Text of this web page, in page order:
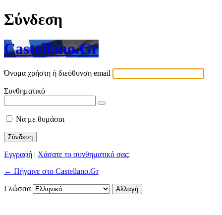
Σύνδεση
Castellano.Gr
Όνομα χρήστη ή διεύθυνση email
Συνθηματικό
Να με θυμάσαι
Εγγραφή | Χάσατε το συνθηματικό σας;
← Πήγαινε στο Castellano.Gr
Γλώσσα